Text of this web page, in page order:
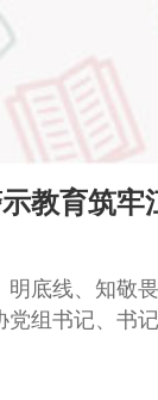
教育筑
底线、知敬畏
党组书记、书